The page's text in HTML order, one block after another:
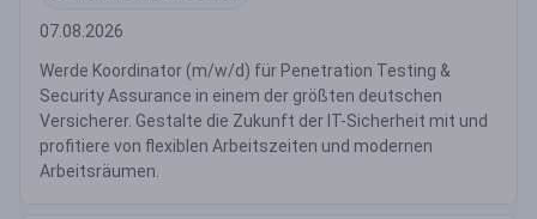
07.08.2026
Werde Koordinator (m/w/d) für Penetration Testing &
Security Assurance in einem der größten deutschen
Versicherer. Gestalte die Zukunft der IT-Sicherheit mit und
profitiere von flexiblen Arbeitszeiten und modernen
Arbeitsräumen.